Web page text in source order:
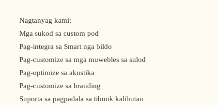
Nagtanyag kami:
Mga sukod sa custom pod
Pag-integra sa Smart nga bildo
Pag-customize sa mga muwebles sa sulod
Pag-optimize sa akustika
Pag-customize sa branding
Suporta sa pagpadala sa tibuok kalibutan